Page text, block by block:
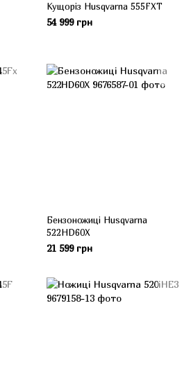
Кущоріз Husqvarna 555FXT
54 999 грн
Бензоножиці Husqvarna
522HD60X
21 599 грн